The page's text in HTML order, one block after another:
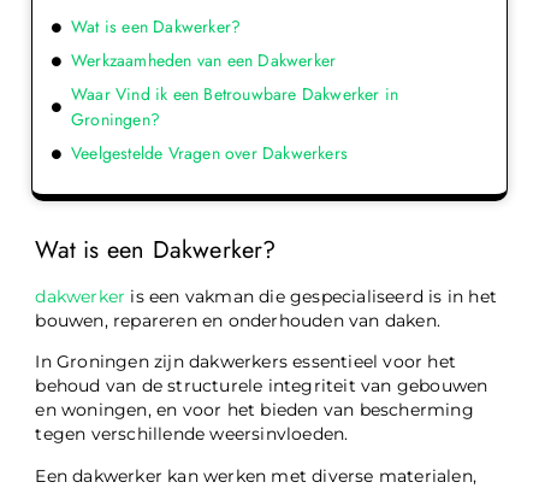
Wat is een Dakwerker?
dakwerker is een vakman die gespecialiseerd is in het
bouwen, repareren en onderhouden van daken.
In Groningen zijn dakwerkers essentieel voor het
behoud van de structurele integriteit van gebouwen
en woningen, en voor het bieden van bescherming
tegen verschillende weersinvloeden.
Een dakwerker kan werken met diverse materialen,
Wat is een Dakwerker?
Werkzaamheden van een Dakwerker
Waar Vind ik een Betrouwbare Dakwerker in
Groningen?
Veelgestelde Vragen over Dakwerkers